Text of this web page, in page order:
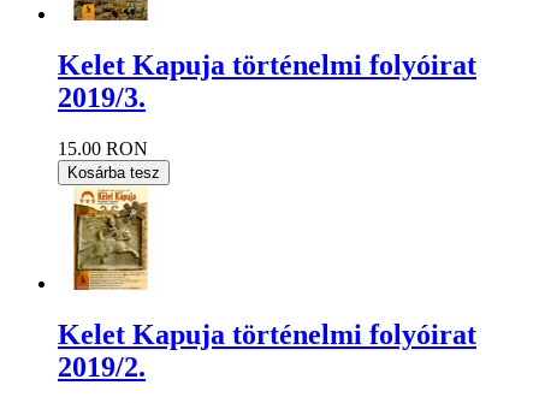
Kelet Kapuja történelmi folyóirat
2019/3.
15.00 RON
Kosárba tesz
Kelet Kapuja történelmi folyóirat
2019/2.